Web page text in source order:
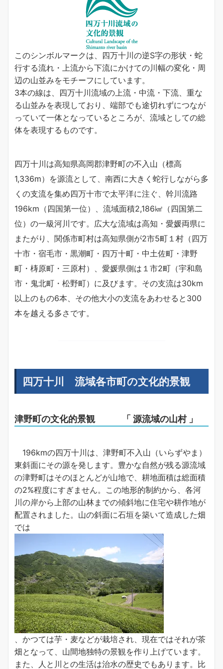
このシンボルマークは、四万十川の逆S字の形状・蛇
行する流れ・上流から下流にかけての川幅の変化・周
辺の山並みをモチーフにしています。
3本の線は、四万十川流域の上流・中流・下流、重な
る山並みを表現しており、端部でも途切れずにつなが
っていて一体となっているところが、流域としての総
体を表現するものです。
四万十川は高知県高岡郡津野町の不入山（標高
1,336m）を源流として、南西に大きく蛇行しながら多
くの支流を集め四万十市で太平洋に注ぐ、幹川流路
196km（四国第一位）、流域面積2,186㎢（四国第二
位）の一級河川です。広大な流域は高知・愛媛両県に
またがり、関係市町村は高知県側が2市5町１村（四万
十市・宿毛市・黒潮町・四万十町・中土佐町・津野
町・梼原町・三原村）、愛媛県側は１市2町（宇和島
市・鬼北町・松野町）に及びます。その支流は30km
以上のもの6本、その他大小の支流をあわせると300
本を越える多さです。
四万十川 流域各市町の文化的景観
津野町の文化的景観 「 源流域の山村 」
196kmの四万十川は、津野町不入山（いらずやま）
東斜面にその源を発します。豊かな自然が残る源流域
の津野町はそのほとんどが山地で、耕地面積は総面積
の2%程度にすぎません。この地形的制約から、各河
川の岸から上部の山林までの傾斜地に住宅や耕作地が
配置されました。山の斜面に石垣を築いて造成した畑
では
、かつては芋・麦などが栽培され、現在ではそれが茶
畑となって、山間地独特の景観を作り上げています。
また、人と川との生活は治水の歴史でもあります。比